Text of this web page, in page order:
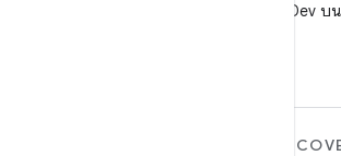
ติดตาม @AndroidDev บ